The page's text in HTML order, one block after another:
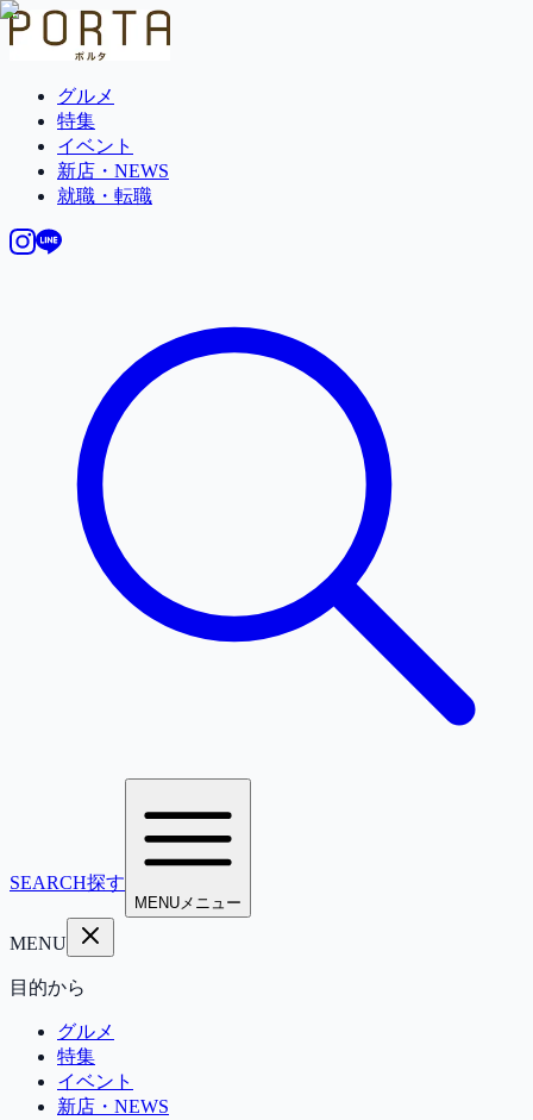
グルメ
特集
イベント
新店・NEWS
就職・転職
SEARCH探す
MENUメニュー
MENU
目的から
グルメ
特集
イベント
新店・NEWS